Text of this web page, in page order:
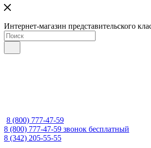
Интернет-магазин представительского
8 (800) 777-47-59
8 (800) 777-47-59 звонок бесплатный
8 (342) 205-55-55